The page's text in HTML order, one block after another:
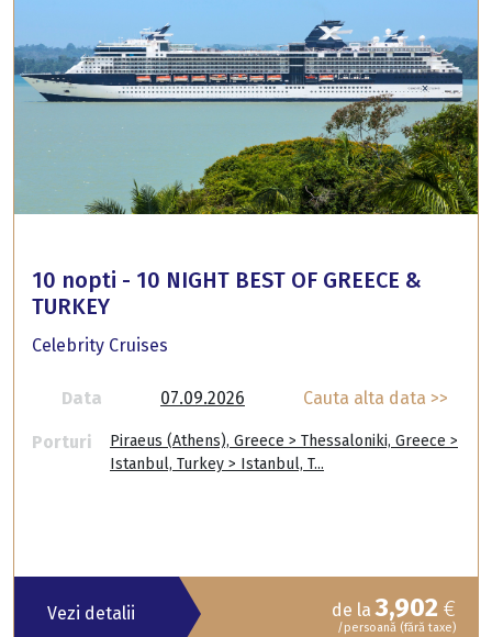
10 nopti - 10 NIGHT BEST OF GREECE &
TURKEY
Celebrity Cruises
Data 07.09.2026 Cauta alta data >>
Porturi
Piraeus (Athens), Greece > Thessaloniki, Greece >
Istanbul, Turkey > Istanbul, T...
Vezi detalii de la 3,902 €
/persoană (fără taxe)